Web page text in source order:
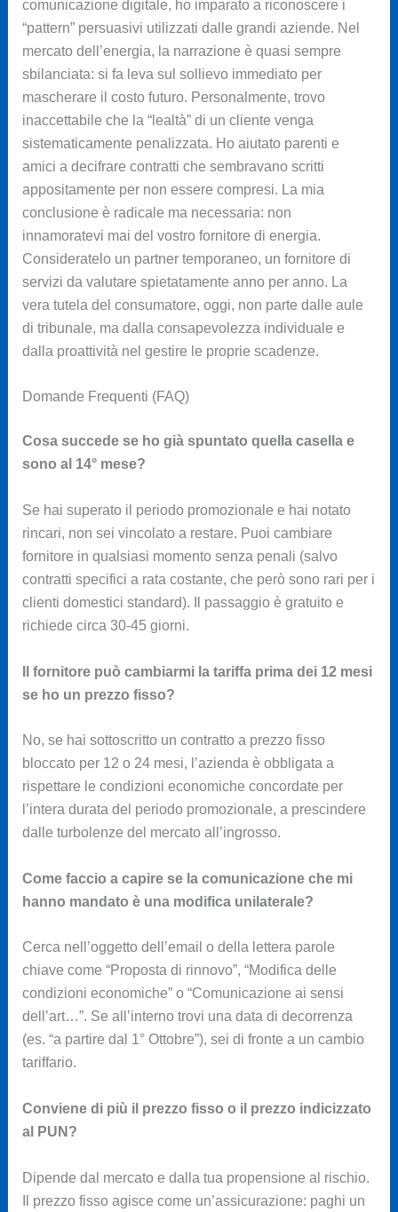
comunicazione digitale, ho imparato a riconoscere i
“pattern” persuasivi utilizzati dalle grandi aziende. Nel
mercato dell’energia, la narrazione è quasi sempre
sbilanciata: si fa leva sul sollievo immediato per
mascherare il costo futuro. Personalmente, trovo
inaccettabile che la “lealtà” di un cliente venga
sistematicamente penalizzata. Ho aiutato parenti e
amici a decifrare contratti che sembravano scritti
appositamente per non essere compresi. La mia
conclusione è radicale ma necessaria: non
innamoratevi mai del vostro fornitore di energia.
Consideratelo un partner temporaneo, un fornitore di
servizi da valutare spietatamente anno per anno. La
vera tutela del consumatore, oggi, non parte dalle aule
di tribunale, ma dalla consapevolezza individuale e
dalla proattività nel gestire le proprie scadenze.
Domande Frequenti (FAQ)
Cosa succede se ho già spuntato quella casella e
sono al 14° mese?
Se hai superato il periodo promozionale e hai notato
rincari, non sei vincolato a restare. Puoi cambiare
fornitore in qualsiasi momento senza penali (salvo
contratti specifici a rata costante, che però sono rari per i
clienti domestici standard). Il passaggio è gratuito e
richiede circa 30-45 giorni.
Il fornitore può cambiarmi la tariffa prima dei 12 mesi
se ho un prezzo fisso?
No, se hai sottoscritto un contratto a prezzo fisso
bloccato per 12 o 24 mesi, l’azienda è obbligata a
rispettare le condizioni economiche concordate per
l’intera durata del periodo promozionale, a prescindere
dalle turbolenze del mercato all’ingrosso.
Come faccio a capire se la comunicazione che mi
hanno mandato è una modifica unilaterale?
Cerca nell’oggetto dell’email o della lettera parole
chiave come “Proposta di rinnovo”, “Modifica delle
condizioni economiche” o “Comunicazione ai sensi
dell’art…”. Se all’interno trovi una data di decorrenza
(es. “a partire dal 1° Ottobre”), sei di fronte a un cambio
tariffario.
Conviene di più il prezzo fisso o il prezzo indicizzato
al PUN?
Dipende dal mercato e dalla tua propensione al rischio.
Il prezzo fisso agisce come un’assicurazione: paghi un